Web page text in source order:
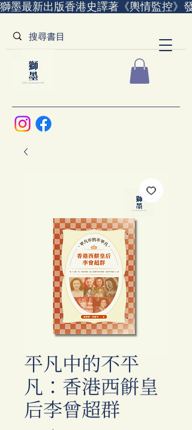
獅墨最新出版香港史譯著《輿情監控》
平凡中的不平
凡：香港西餅皇
后李曾超群